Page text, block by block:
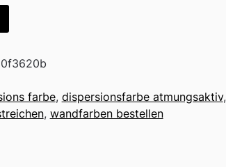
farbe, dispersionsfarbe atmungsaktiv,
, wandfarben bestellen